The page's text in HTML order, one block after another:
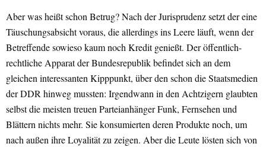
Aber was heißt schon Betrug? Nach der Jurisprudenz setzt der eine
Täuschungsabsicht voraus, die allerdings ins Leere läuft, wenn der
Betreffende sowieso kaum noch Kredit genießt. Der öffentlich-
rechtliche Apparat der Bundesrepublik befindet sich an dem
gleichen interessanten Kipppunkt, über den schon die Staatsmedien
der DDR hinweg mussten: Irgendwann in den Achtzigern glaubten
selbst die meisten treuen Parteianhänger Funk, Fernsehen und
Blättern nichts mehr. Sie konsumierten deren Produkte noch, um
nach außen ihre Loyalität zu zeigen. Aber die Leute lösten sich von